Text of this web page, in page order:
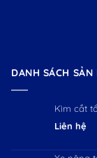
DANH SÁCH
Kìm cắt
Liên hệ